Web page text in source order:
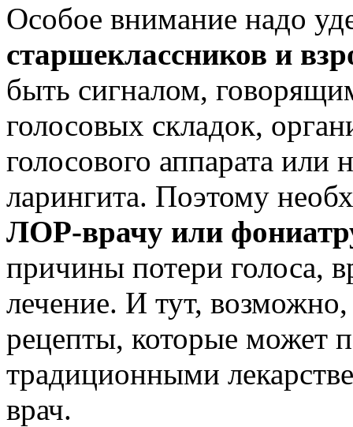
Особое внимание надо
старшеклассников и
быть сигналом,
голосовых складок,
голосового аппарата или
ларингита. Поэтому
ЛОР-врачу или
причины потери голоса,
лечение. И тут,
рецепты, которые может
традиционными
врач.